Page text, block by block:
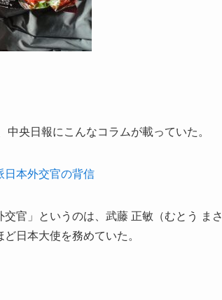
中央日報にこんなコラムが載っていた。
日本外交官の背信
官」というのは、武藤 正敏（むとう ま
日本大使を務めていた。